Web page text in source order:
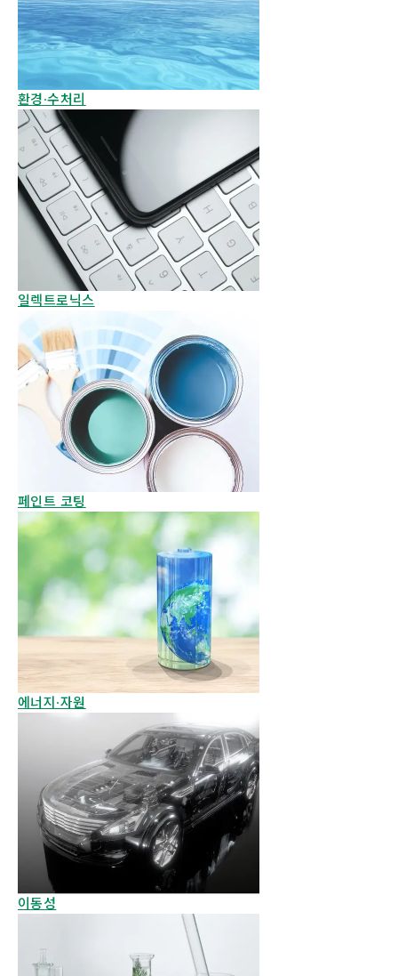
환경·수처리
일렉트로닉스
페인트 코팅
에너지·자원
이동성